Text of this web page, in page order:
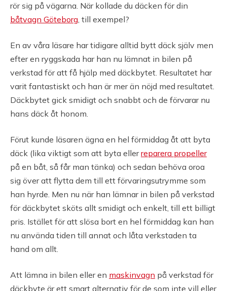
rör sig på vägarna. När kollade du däcken för din
båtvagn Göteborg, till exempel?
En av våra läsare har tidigare alltid bytt däck själv men
efter en ryggskada har han nu lämnat in bilen på
verkstad för att få hjälp med däckbytet. Resultatet har
varit fantastiskt och han är mer än nöjd med resultatet.
Däckbytet gick smidigt och snabbt och de förvarar nu
hans däck åt honom.
Förut kunde läsaren ägna en hel förmiddag åt att byta
däck (lika viktigt som att byta ellerreparera propeller
på en båt, så får man tänka) och sedan behöva oroa
sig över att flytta dem till ett förvaringsutrymme som
han hyrde. Men nu när han lämnar in bilen på verkstad
för däckbytet sköts allt smidigt och enkelt, till ett billigt
pris. Istället för att slösa bort en hel förmiddag kan han
nu använda tiden till annat och låta verkstaden ta
hand om allt.
Att lämna in bilen eller en maskinvagn på verkstad för
däckbyte är ett smart alternativ för de som inte vill eller